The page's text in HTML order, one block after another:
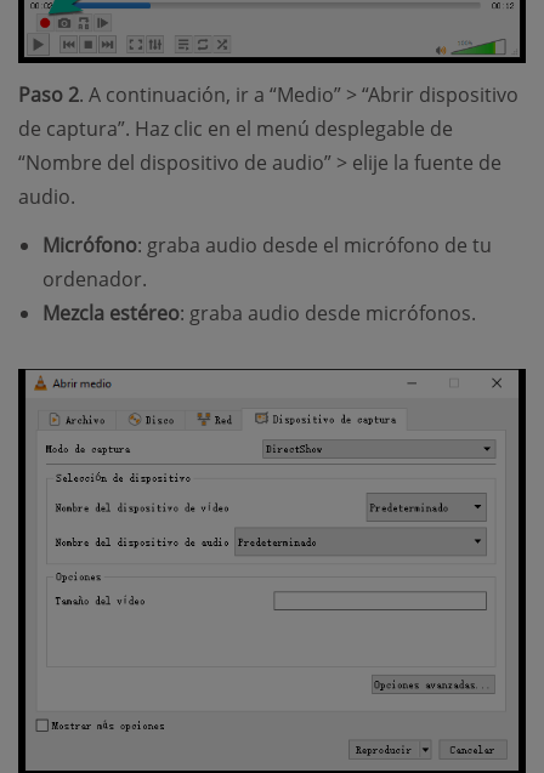
Paso 2. A continuación, ir a “Medio” > “Abrir dispositivo
de captura”. Haz clic en el menú desplegable de
“Nombre del dispositivo de audio” > elije la fuente de
audio.
Micrófono: graba audio desde el micrófono de tu
ordenador.
Mezcla estéreo: graba audio desde micrófonos.